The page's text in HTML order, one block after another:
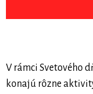
V rámci Svetového
konajú rôzne